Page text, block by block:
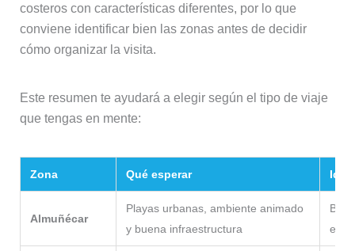
costeros con características diferentes, por lo que
conviene identificar bien las zonas antes de decidir
cómo organizar la visita.
Este resumen te ayudará a elegir según el tipo de viaje
que tengas en mente:
Zona Qué esperar
Almuñécar
Playas urbanas, ambiente animado
y buena infraestructura